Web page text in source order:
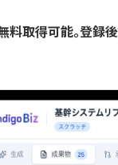
得可能。登録後